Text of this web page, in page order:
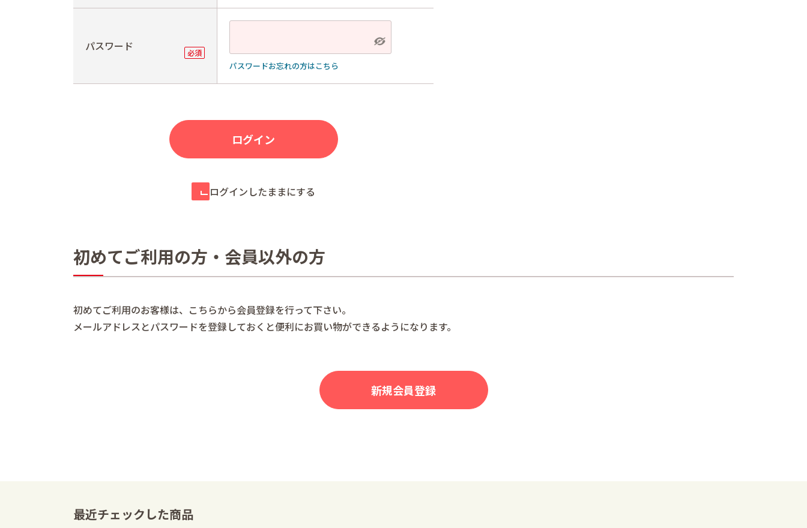
パスワード
パスワードお忘れの方はこちら
ログインしたままにする
初めてご利用の方・会員以外の方
初めてご利用のお客様は、こちらから会員登録を行って下さい。
メールアドレスとパスワードを登録しておくと便利にお買い物ができるようになります。
最近チェックした商品